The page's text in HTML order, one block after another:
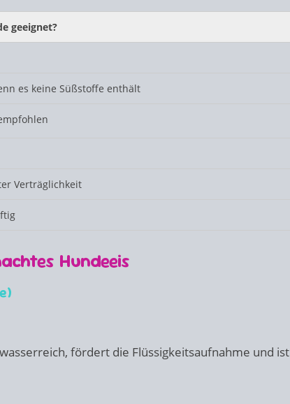
geeignet?
es keine Süßstoffe enthält
Verträglichkeit
Hundeeis
fördert die Flüssigkeitsaufnahme und ist